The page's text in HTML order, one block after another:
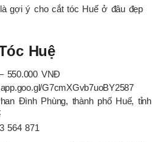
gợi ý cho cắt tóc Huế ở đâu đẹp
Huệ
550.000 VNĐ
G7cmXGvb7uoBY2587
Đình Phùng, thành phố Huế, tỉnh
564 871